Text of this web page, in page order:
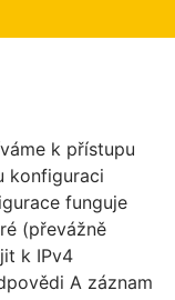
k přístupu
konfiguraci
funguje
(převážně
k IPv4
A záznam